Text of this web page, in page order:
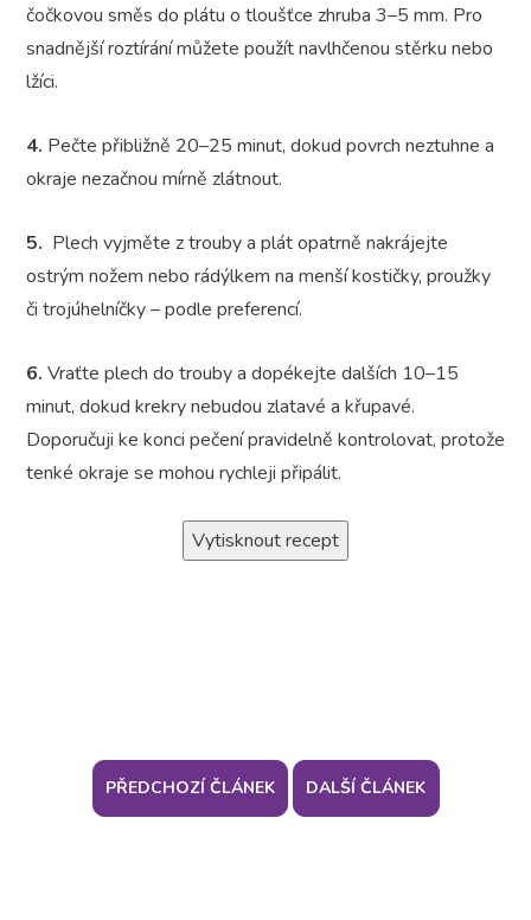
čočkovou směs do plátu o tloušťce zhruba 3–5 mm. Pro
snadnější roztírání můžete použít navlhčenou stěrku nebo
lžíci.
4. Pečte přibližně 20–25 minut, dokud povrch neztuhne a
okraje nezačnou mírně zlátnout.
5. Plech vyjměte z trouby a plát opatrně nakrájejte
ostrým nožem nebo rádýlkem na menší kostičky, proužky
či trojúhelníčky – podle preferencí.
6. Vraťte plech do trouby a dopékejte dalších 10–15
minut, dokud krekry nebudou zlatavé a křupavé.
Doporučuji ke konci pečení pravidelně kontrolovat, protože
tenké okraje se mohou rychleji připálit.
Vytisknout recept
PŘEDCHOZÍ ČLÁNEK DALŠÍ ČLÁNEK